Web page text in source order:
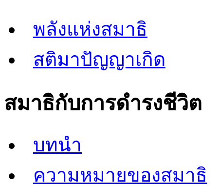
พลังแห่งสมาธิ
สติมาปัญญาเกิด
สมาธิกับการดำรงชีวิต
บทนำ
ความหมายของสมาธิ